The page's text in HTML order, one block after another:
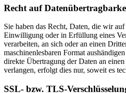
Recht auf
Sie haben das Recht, Daten, die wir
Einwilligung oder in Erfüllung eines
verarbeiten, an sich oder an einen
maschinenlesbaren Format
direkte Übertragung der Daten an
verlangen, erfolgt dies nur, soweit es
SSL- bzw. TLS-